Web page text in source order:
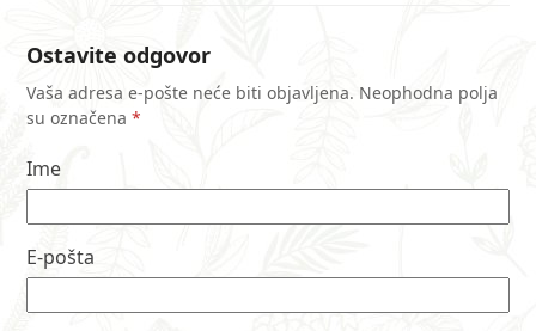
Ostavite odgovor
Vaša adresa e-pošte neće biti objavljena. Neophodna polja
su označena*
Ime
E-pošta